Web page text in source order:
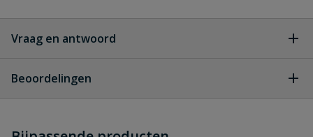
Vraag en antwoord
Beoordelingen